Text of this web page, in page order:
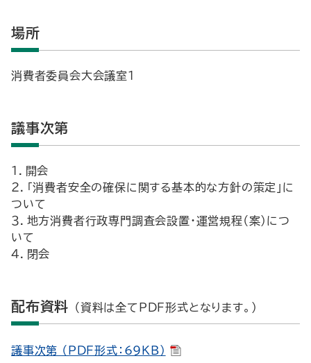
場所
消費者委員会大会議室1
議事次第
１．開会
２．「消費者安全の確保に関する基本的な方針の策定」に
ついて
３．地方消費者行政専門調査会設置・運営規程（案）につ
いて
４．閉会
配布資料 （資料は全てPDF形式となります。）
議事次第 （PDF形式：69KB）